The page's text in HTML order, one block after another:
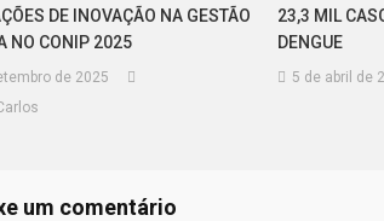
DE INOVAÇÃO NA GESTÃO
NO CONIP 2025
de 2025
23,3 MIL
DENGUE
5 de abril de
um comentário